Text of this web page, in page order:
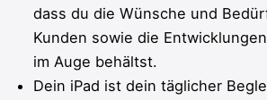
dass du die Wünsche und
Kunden sowie die
im Auge behältst.
Dein iPad ist dein täglicher